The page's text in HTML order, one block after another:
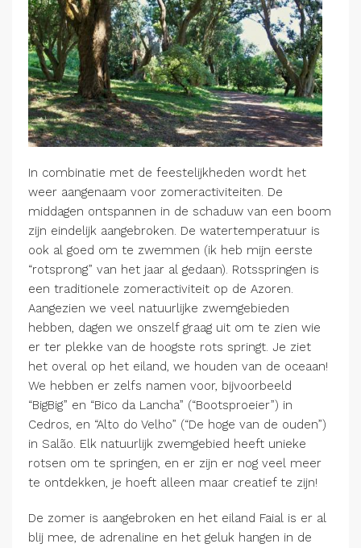
In combinatie met de feestelijkheden wordt het
weer aangenaam voor zomeractiviteiten. De
middagen ontspannen in de schaduw van een boom
zijn eindelijk aangebroken. De watertemperatuur is
ook al goed om te zwemmen (ik heb mijn eerste
“rotsprong” van het jaar al gedaan). Rotsspringen is
een traditionele zomeractiviteit op de Azoren.
Aangezien we veel natuurlijke zwemgebieden
hebben, dagen we onszelf graag uit om te zien wie
er ter plekke van de hoogste rots springt. Je ziet
het overal op het eiland, we houden van de oceaan!
We hebben er zelfs namen voor, bijvoorbeeld
“BigBig” en “Bico da Lancha” (“Bootsproeier”) in
Cedros, en “Alto do Velho” (“De hoge van de ouden”)
in Salão. Elk natuurlijk zwemgebied heeft unieke
rotsen om te springen, en er zijn er nog veel meer
te ontdekken, je hoeft alleen maar creatief te zijn!
De zomer is aangebroken en het eiland Faial is er al
blij mee, de adrenaline en het geluk hangen in de